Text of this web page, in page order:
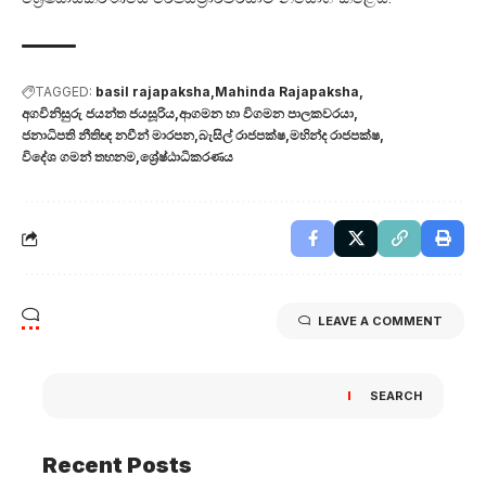
TAGGED: basil rajapaksha Mahinda Rajapaksha
අගවිනිසුරු ජයන්ත ජයසූරිය ආගමන හා විගමන පාලකවරයා
ජනාධිපති නීතිඥ නවීන් මාරපන බැසිල් රාජපක්ෂ මහින්ද රාජපක්ෂ
විදේශ ගමන් තහනම ශ්‍රේෂ්ඨාධිකරණය
LEAVE A COMMENT
SEARCH
Recent Posts